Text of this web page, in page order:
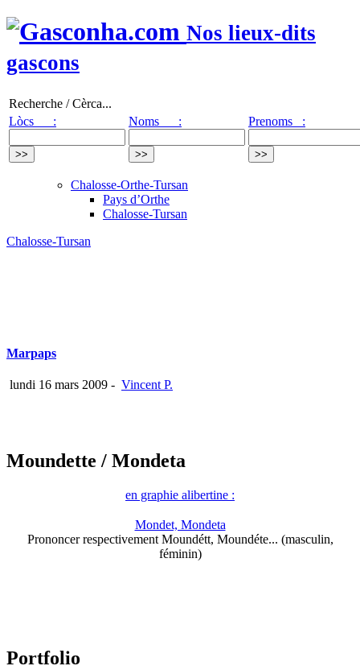
Nos lieux-dits
gascons
Recherche / Cèrca...
Lòcs :
Noms : Prenoms :
Chalosse-Orthe-Tursan
Pays d’Orthe
Chalosse-Tursan
Chalosse-Tursan
Marpaps
lundi 16 mars 2009 - Vincent P.
Moundette / Mondeta
en graphie alibertine :
Mondet, Mondeta
Prononcer respectivement Moundétt, Moundéte... (masculin,
féminin)
Portfolio